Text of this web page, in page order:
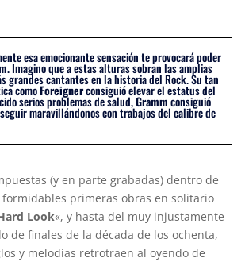
esa emocionante sensación te provocará poder
. Imagino que a estas alturas sobran las amplias
grandes cantantes en la historia del Rock. Su tan
comoForeignerconsiguió elevar el estatus del
serios problemas de salud,Grammconsiguió
maravillándonos con trabajos del calibre de
(y en parte grabadas) dentro de
primeras obras en solitario
Look«, y hasta del muy injustamente
de finales de la década de los ochenta,
y melodías retrotraen al oyendo de